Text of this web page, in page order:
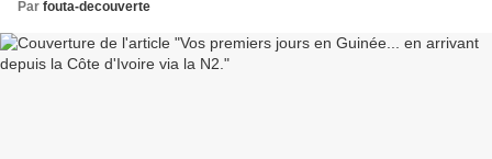
Par fouta-decouverte